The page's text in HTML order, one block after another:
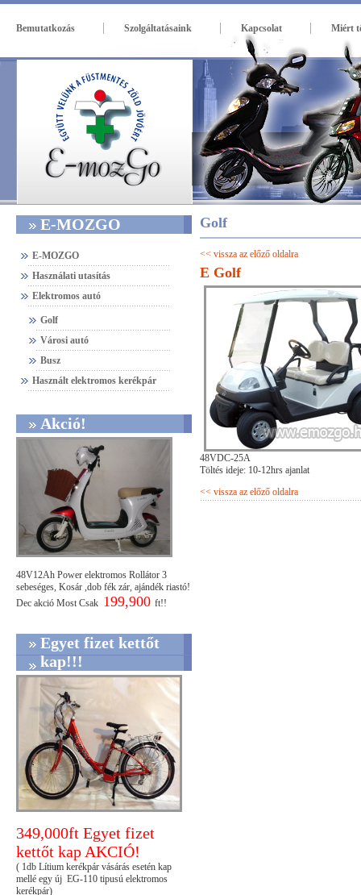
Bemutatkozás | Szolgáltatásaink | Kapcsolat | Miért
E-MOZGO
E-MOZGO
Használati utasítás
Elektromos autó
Golf
Városi autó
Busz
Használt elektromos kerékpár
Akció!
48V12Ah Power elektromos Rollátor 3
sebeséges, Kosár ,dob fék zár, ajándék riastó!
Dec akció Most Csak 199,900 ft!!
Egyet fizet kettőt
kap!!!
349,000ft Egyet fizet
kettőt kap AKCIÓ!
( 1db Lítium kerékpár vásárás esetén kap
mellé egy új EG-110 tipusú elektromos
kerékpár)
Golf
<< vissza az előző oldalra
E Golf
48VDC-25A
Töltés ideje: 10-12hrs ajanlat
<< vissza az előző oldalra